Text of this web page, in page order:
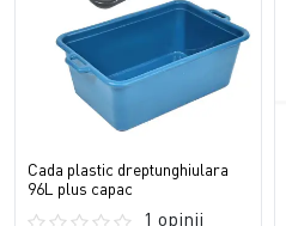
Cada plastic dreptunghiulara
96L plus capac
1 opinii